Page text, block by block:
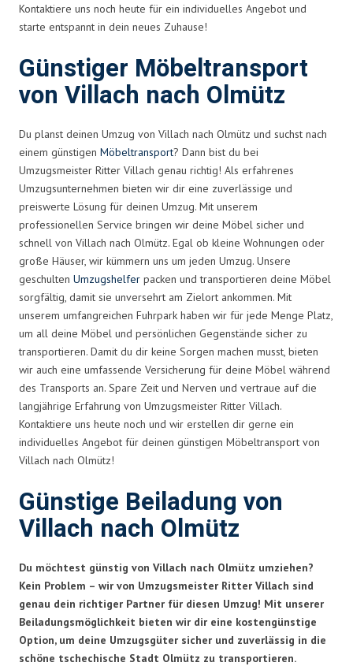
Kontaktiere uns noch heute für ein individuelles Angebot und
starte entspannt in dein neues Zuhause!
Günstiger Möbeltransport
von Villach nach Olmütz
Du planst deinen Umzug von Villach nach Olmütz und suchst nach
einem günstigen Möbeltransport? Dann bist du bei
Umzugsmeister Ritter Villach genau richtig! Als erfahrenes
Umzugsunternehmen bieten wir dir eine zuverlässige und
preiswerte Lösung für deinen Umzug. Mit unserem
professionellen Service bringen wir deine Möbel sicher und
schnell von Villach nach Olmütz. Egal ob kleine Wohnungen oder
große Häuser, wir kümmern uns um jeden Umzug. Unsere
geschulten Umzugshelfer packen und transportieren deine Möbel
sorgfältig, damit sie unversehrt am Zielort ankommen. Mit
unserem umfangreichen Fuhrpark haben wir für jede Menge Platz,
um all deine Möbel und persönlichen Gegenstände sicher zu
transportieren. Damit du dir keine Sorgen machen musst, bieten
wir auch eine umfassende Versicherung für deine Möbel während
des Transports an. Spare Zeit und Nerven und vertraue auf die
langjährige Erfahrung von Umzugsmeister Ritter Villach.
Kontaktiere uns heute noch und wir erstellen dir gerne ein
individuelles Angebot für deinen günstigen Möbeltransport von
Villach nach Olmütz!
Günstige Beiladung von
Villach nach Olmütz
Du möchtest günstig von Villach nach Olmütz umziehen?
Kein Problem – wir von Umzugsmeister Ritter Villach sind
genau dein richtiger Partner für diesen Umzug! Mit unserer
Beiladungsmöglichkeit bieten wir dir eine kostengünstige
Option, um deine Umzugsgüter sicher und zuverlässig in die
schöne tschechische Stadt Olmütz zu transportieren.